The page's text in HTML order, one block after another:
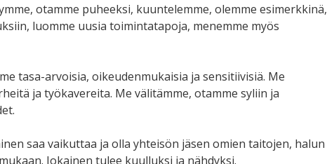
otamme puheeksi, kuuntelemme, olemme esimerkkinä,
luomme uusia toimintatapoja, menemme myös
tasa-arvoisia, oikeudenmukaisia ja sensitiivisiä. Me
ja työkavereita. Me välitämme, otamme syliin ja
saa vaikuttaa ja olla yhteisön jäsen omien taitojen, halun
Jokainen tulee kuulluksi ja nähdyksi.